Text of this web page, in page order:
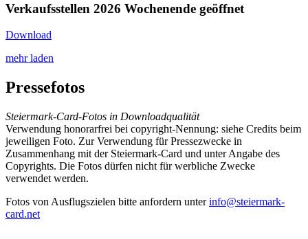
Verkaufsstellen 2026 Wochenende geöffnet
Download
mehr laden
Pressefotos
Steiermark-Card-Fotos in Downloadqualität
Verwendung honorarfrei bei copyright-Nennung: siehe Credits beim
jeweiligen Foto. Zur Verwendung für Pressezwecke in
Zusammenhang mit der Steiermark-Card und unter Angabe des
Copyrights. Die Fotos dürfen nicht für werbliche Zwecke
verwendet werden.
Fotos von Ausflugszielen bitte anfordern unterinfo@steiermark-
card.net